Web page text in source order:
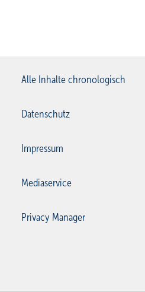
Alle Inhalte chronologisch
Datenschutz
Impressum
Mediaservice
Privacy Manager